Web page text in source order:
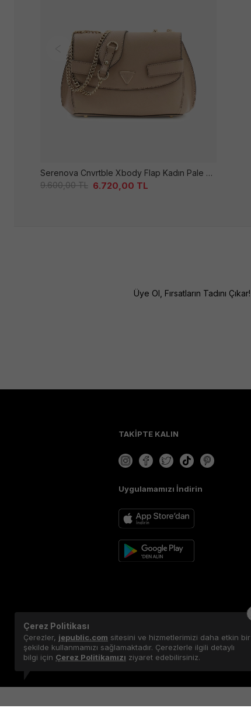
Serenova Cnvrtble Xbody Flap Kadın Pale Moc Çanta
9.600,00TL 6.720,00 TL
Üye Ol, Fırsatların Tadını Çıkar!
TAKİPTE KALIN
Uygulamamızı İndirin
Çerez Politikası
Çerezler, jepublic.com sitesini ve hizmetlerimizi daha etkin bir
şekilde kullanmamızı sağlamaktadır. Çerezlerle ilgili detaylı
bilgi için Çerez Politikamızı ziyaret edebilirsiniz.